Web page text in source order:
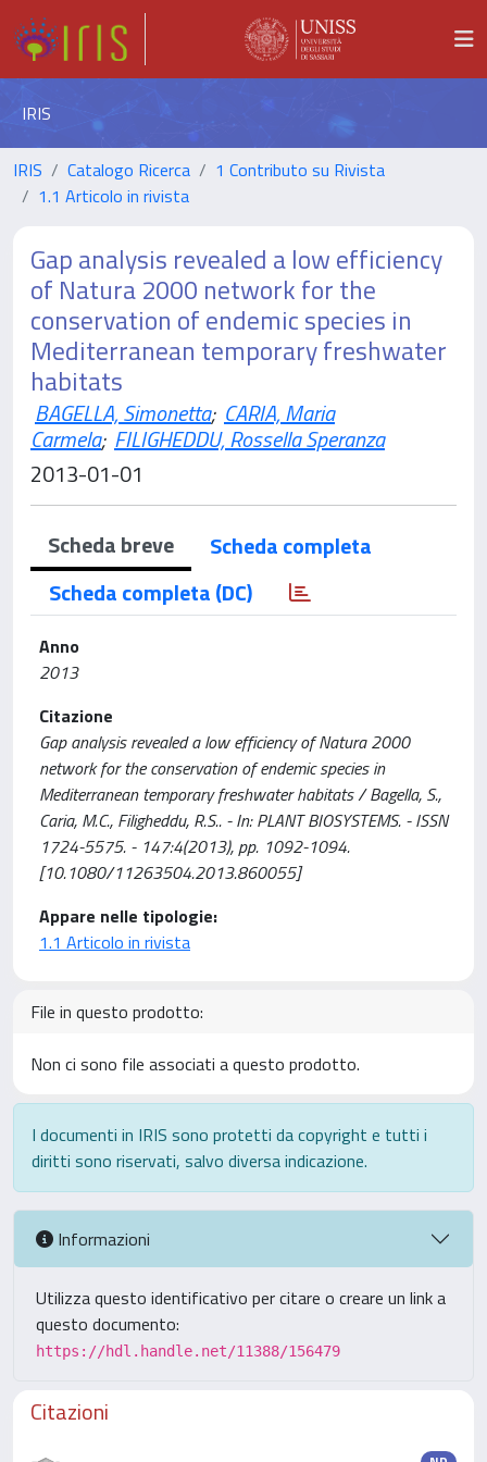
IRIS
IRIS Catalogo Ricerca
1 Contributo su Rivista
1.1 Articolo in rivista
Gap analysis revealed a low efficiency
of Natura 2000 network for the
conservation of endemic species in
Mediterranean temporary freshwater
habitats
BAGELLA, Simonetta; CARIA, Maria
Carmela; FILIGHEDDU, Rossella Speranza
2013-01-01
Scheda breve
Scheda completa
Scheda completa (DC)
Anno
2013
Citazione
Gap analysis revealed a low efficiency of Natura 2000
network for the conservation of endemic species in
Mediterranean temporary freshwater habitats / Bagella, S.,
Caria, M.C., Filigheddu, R.S.. - In: PLANT BIOSYSTEMS. - ISSN
1724-5575. - 147:4(2013), pp. 1092-1094.
[10.1080/11263504.2013.860055]
Appare nelle tipologie:
1.1 Articolo in rivista
File in questo prodotto:
Non ci sono file associati a questo prodotto.
I documenti in IRIS sono protetti da copyright e tutti i
diritti sono riservati, salvo diversa indicazione.
Informazioni
Utilizza questo identificativo per citare o creare un link a
questo documento:
https://hdl.handle.net/11388/156479
Citazioni